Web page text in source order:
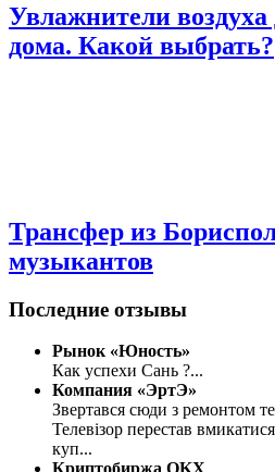
Увлажнители
дома. Какой выбрать?
Трансфер из
музыкантов
Последние отзывы
Рынок «Юность»
Как успехи Сань ?...
Компания «ЭртЭ»
Звертався сюди з ремонтом
Телевізор перестав
куп...